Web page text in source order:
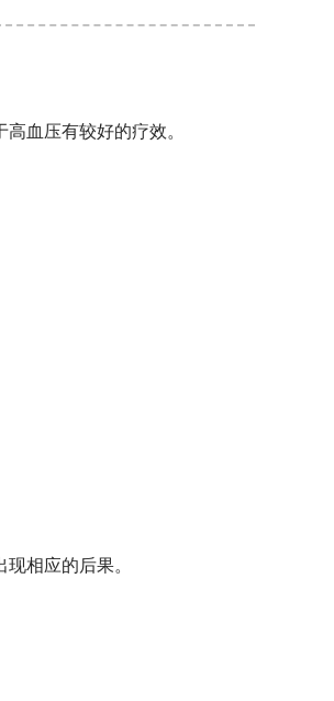
血压有较好的疗效。
相应的后果。